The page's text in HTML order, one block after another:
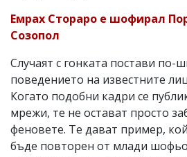
Емрах Стораро е шофирал
Созопол
Случаят с гонката постави по-
поведението на известните
Когато подобни кадри се
мрежи, те не остават просто
феновете. Те дават пример,
бъде повторен от млади